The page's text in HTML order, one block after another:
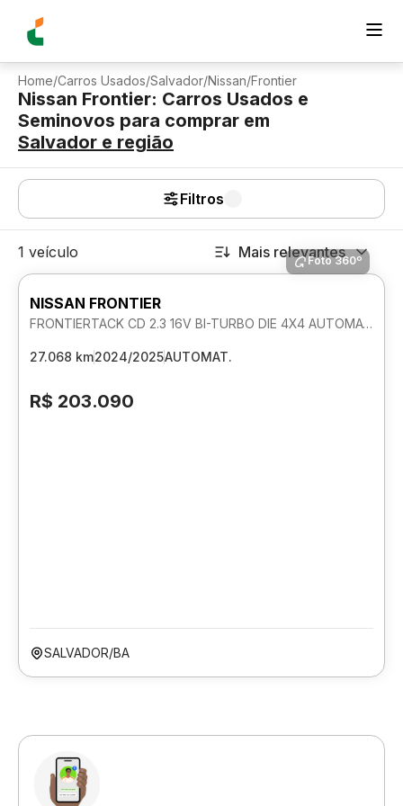
Home/Carros Usados/Salvador/Nissan/Frontier
Nissan Frontier: Carros Usados e
Seminovos para comprar em
Salvador e região
Filtros
1 veículo Mais relevantes
Foto 360º
NISSAN FRONTIER
FRONTIERTACK CD 2.3 16V BI-TURBO DIE 4X4 AUTOMATICO
27.068 km2024/2025AUTOMAT.
R$ 203.090
SALVADOR/BA